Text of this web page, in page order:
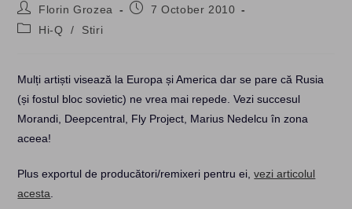
Post
author:
Florin Grozea
Post7 October 2010
PostHi-Q / Stiri
Mulți artiști visează la Europa și America dar se pare că Rusia
(și fostul bloc sovietic) ne vrea mai repede. Vezi succesul
Morandi, Deepcentral, Fly Project, Marius Nedelcu în zona
aceea!
Plus exportul de producători/remixeri pentru ei,vezi articolul
acesta